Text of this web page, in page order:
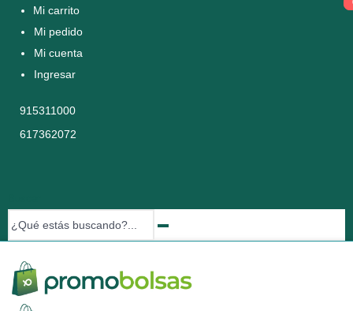
Mi carrito
Mi pedido
Mi cuenta
Ingresar
915311000
617362072